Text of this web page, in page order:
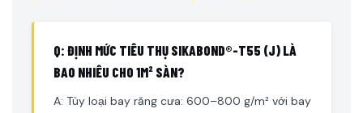
Q: ĐỊNH MỨC TIÊU THỤ SIKABOND®-T55 (J) LÀ
BAO NHIÊU CHO 1M² SÀN?
A: Tùy loại bay răng cưa: 600–800 g/m² với bay